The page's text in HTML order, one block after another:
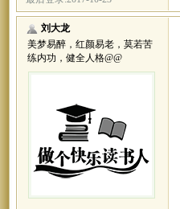
刘大龙
美梦易醉，红颜易老，莫若苦
练内功，健全人格@@